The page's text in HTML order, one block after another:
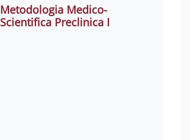
Metodologia Medico-
Scientifica Preclinica I